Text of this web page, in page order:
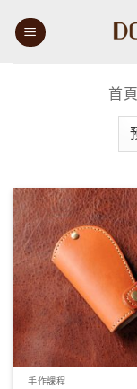
首頁
手作課程